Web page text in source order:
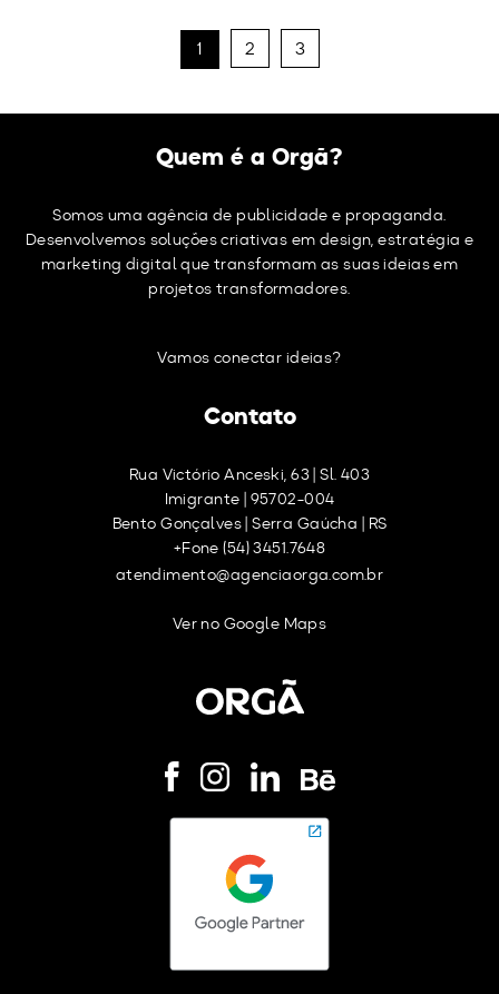
1 2 3
Quem é a Orgã?
Somos uma agência de publicidade e propaganda.
Desenvolvemos soluções criativas em design, estratégia e
marketing digital que transformam as suas ideias em
projetos transformadores.
Vamos conectar ideias?
Contato
Rua Victório Anceski, 63 | Sl. 403
Imigrante | 95702-004
Bento Gonçalves | Serra Gaúcha | RS
+Fone (54) 3451.7648
atendimento@agenciaorga.com.br
Ver no Google Maps